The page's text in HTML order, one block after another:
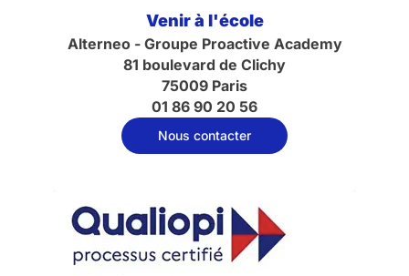
Venir à l'école
Alterneo - Groupe Proactive Academy
81 boulevard de Clichy
75009 Paris
01 86 90 20 56
Nous contacter